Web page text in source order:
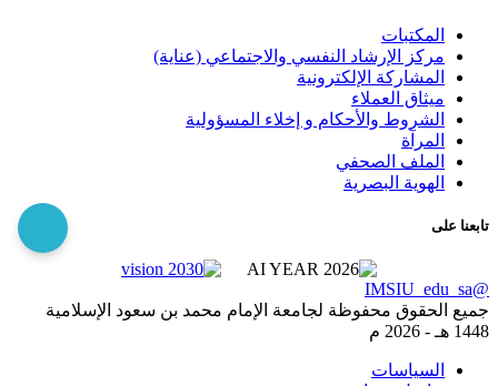
المكتبات
مركز الإرشاد النفسي والاجتماعي (عناية)
المشاركة الإلكترونية
ميثاق العملاء
الشروط والأحكام و إخلاء المسؤولية
المرآة
الملف الصحفي
الهوية البصرية
تابعنا على
@IMSIU_edu_sa
جميع الحقوق محفوظة لجامعة الإمام محمد بن سعود الإسلامية
1448 هـ -
2026 م
السياسات